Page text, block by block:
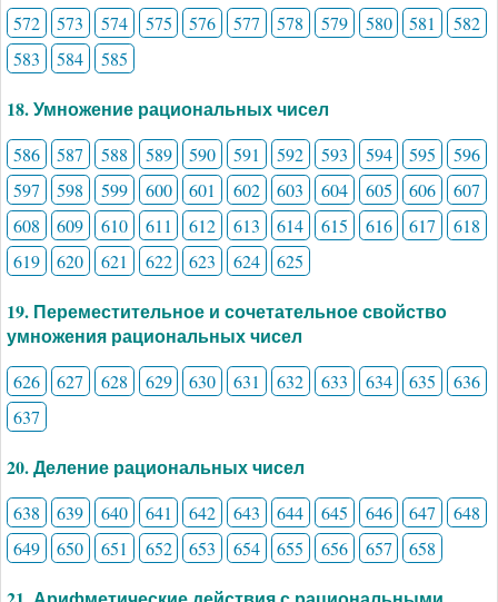
572 573 574 575 576 577 578 579 580 581
582
583
584 585
18. Умножение рациональных чисел
586 587 588 589 590 591 592 593 594 595
596
597
598 599 600 601 602 603 604 605 606
607
608
609 610 611 612 613 614 615 616 617
618
619
620 621 622 623 624 625
19. Переместительное и сочетательное свойство
умножения рациональных чисел
626 627 628 629 630 631 632 633 634 635
636
637
20. Деление рациональных чисел
638 639 640 641 642 643 644 645 646 647
648
649
650 651 652 653 654 655 656 657 658